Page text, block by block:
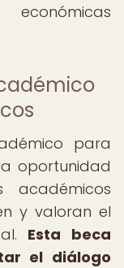
para
oportunidad
académicos
y valoran el
Esta beca
el diálogo